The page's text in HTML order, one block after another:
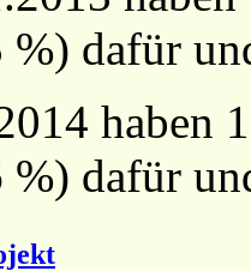
dafür
haben
dafür